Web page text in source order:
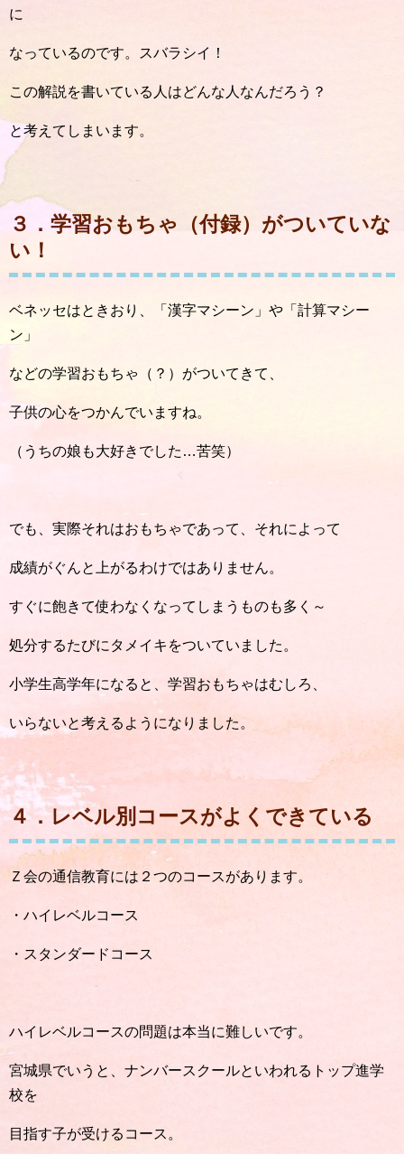
に
なっているのです。スバラシイ！
この解説を書いている人はどんな人なんだろう？
と考えてしまいます。
３．学習おもちゃ（付録）がついていな
い！
ベネッセはときおり、「漢字マシーン」や「計算マシー
ン」
などの学習おもちゃ（？）がついてきて、
子供の心をつかんでいますね。
（うちの娘も大好きでした…苦笑）
でも、実際それはおもちゃであって、それによって
成績がぐんと上がるわけではありません。
すぐに飽きて使わなくなってしまうものも多く～
処分するたびにタメイキをついていました。
小学生高学年になると、学習おもちゃはむしろ、
いらないと考えるようになりました。
４．レベル別コースがよくできている
Ｚ会の通信教育には２つのコースがあります。
・ハイレベルコース
・スタンダードコース
ハイレベルコースの問題は本当に難しいです。
宮城県でいうと、ナンバースクールといわれるトップ進学
校を
目指す子が受けるコース。